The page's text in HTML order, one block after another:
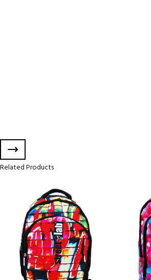
Начало/Ученически пособия
WinX – несесер
28.00
Write the first review
Изчерпан
Add to Wishlist
Related Products